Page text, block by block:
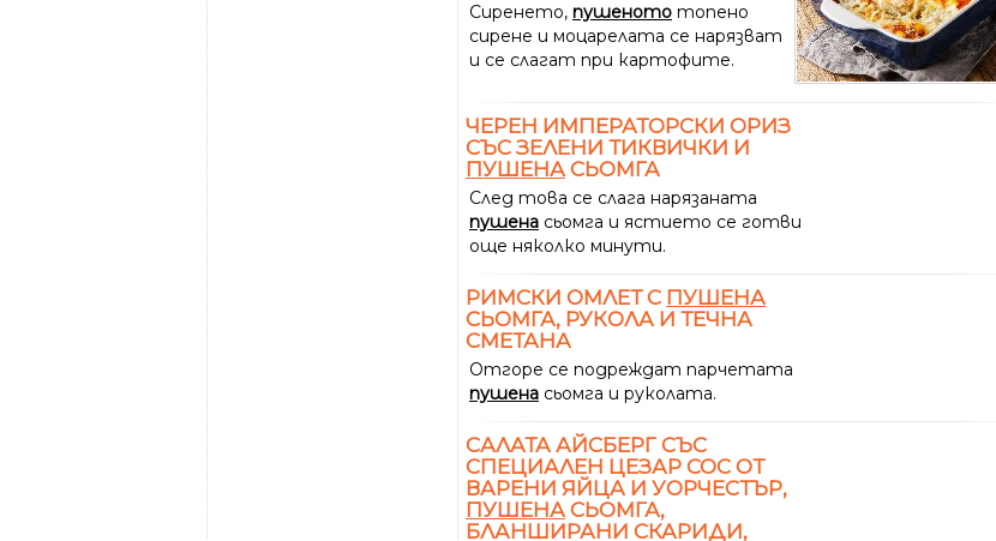
Сиренето, пушеното топено
сирене и моцарелата се нарязват
и се слагат при картофите.
ЧЕРЕН ИМПЕРАТОРСКИ ОРИЗ
СЪС ЗЕЛЕНИ ТИКВИЧКИ И
ПУШЕНА СЬОМГА
След това се слага нарязаната
пушена сьомга и ястието се готви
още няколко минути.
РИМСКИ ОМЛЕТ С ПУШЕНА
СЬОМГА, РУКОЛА И ТЕЧНА
СМЕТАНА
Отгоре се подреждат парчетата
пушена сьомга и руколата.
САЛАТА АЙСБЕРГ СЪС
СПЕЦИАЛЕН ЦЕЗАР СОС ОТ
ВАРЕНИ ЯЙЦА И УОРЧЕСТЪР,
ПУШЕНА СЬОМГА,
БЛАНШИРАНИ СКАРИДИ,